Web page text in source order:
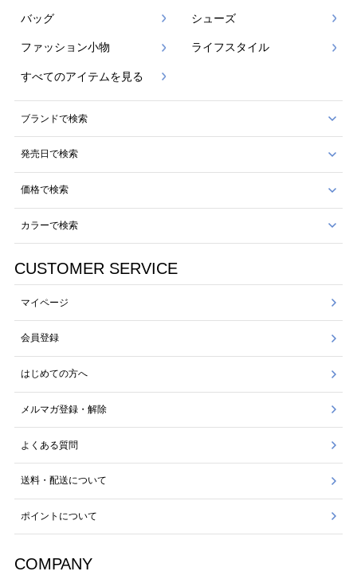
バッグ シューズ
ファッション小物 ライフスタイル
すべてのアイテムを見る
ブランドで検索
発売日で検索
価格で検索
カラーで検索
CUSTOMER SERVICE
マイページ
会員登録
はじめての方へ
メルマガ登録・解除
よくある質問
送料・配送について
ポイントについて
COMPANY